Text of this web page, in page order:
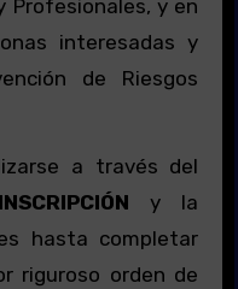
Profesionales, y en
interesadas y
de Riesgos
a través del
INSCRIPCIÓN y la
hasta completar
riguroso orden de